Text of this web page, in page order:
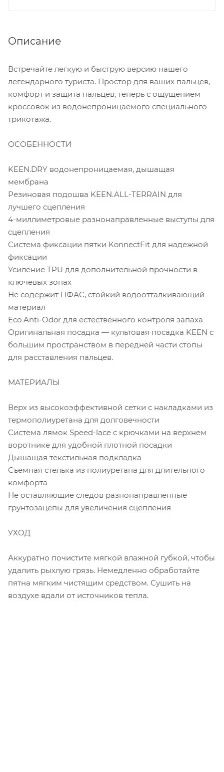
Описание
Встречайте легкую и быструю версию нашего
легендарного туриста. Простор для ваших пальцев,
комфорт и защита пальцев, теперь с ощущением
кроссовок из водонепроницаемого специального
трикотажа.
ОСОБЕННОСТИ
KEEN.DRY водонепроницаемая, дышащая
мембрана
Резиновая подошва KEEN.ALL-TERRAIN для
лучшего сцепления
4-миллиметровые разнонаправленные выступы для
сцепления
Система фиксации пятки KonnectFit для надежной
фиксации
Усиление TPU для дополнительной прочности в
ключевых зонах
Не содержит ПФАС, стойкий водоотталкивающий
материал
Eco Anti-Odor для естественного контроля запаха
Оригинальная посадка — культовая посадка KEEN с
большим пространством в передней части стопы
для расставления пальцев.
МАТЕРИАЛЫ
Верх из высокоэффективной сетки с накладками из
термополиуретана для долговечности
Система лямок Speed-lace с крючками на верхнем
воротнике для удобной плотной посадки
Дышащая текстильная подкладка
Съемная стелька из полиуретана для длительного
комфорта
Не оставляющие следов разнонаправленные
грунтозацепы для увеличения сцепления
УХОД
Аккуратно почистите мягкой влажной губкой, чтобы
удалить рыхлую грязь. Немедленно обработайте
пятна мягким чистящим средством. Сушить на
воздухе вдали от источников тепла.